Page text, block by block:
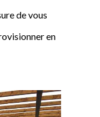
de vous
en